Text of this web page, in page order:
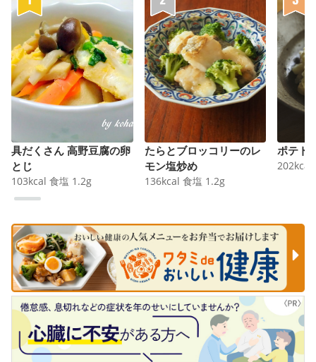
具だくさん 高野豆腐の卵
とじ
103kcal 食塩 1.2g
たらとブロッコリーのレ
モン塩炒め
136kcal 食塩 1.2g
ポテト
202kcal